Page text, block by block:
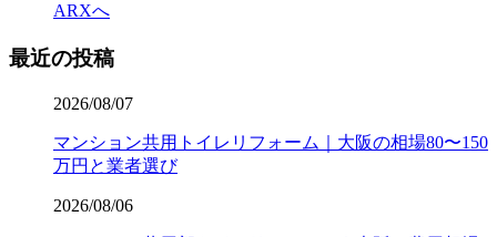
ARXへ
最近の投稿
2026/08/07
マンション共用トイレリフォーム｜大阪の相場80〜150
万円と業者選び
2026/08/06